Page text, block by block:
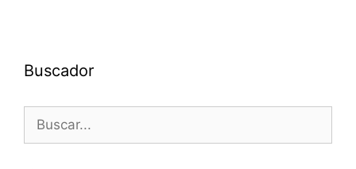
Buscador